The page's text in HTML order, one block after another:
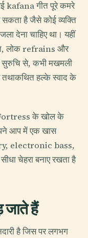
kafana गीत पूरे कमरे
है जैसे कोई व्यक्ति
देना चाहिए था। यहीं
लोक refrains और
से, कभी मखमली
हल्के स्वाद के
के खोल के
आप में एक खास
electronic bass,
चेहरा बनाए रखता है
जाते हैं
है जिस पर लगभग